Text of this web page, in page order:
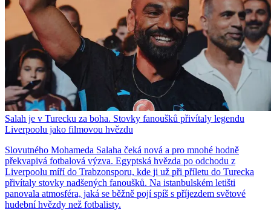
Salah je v Turecku za boha. Stovky fanoušků přivítaly legendu
Liverpoolu jako filmovou hvězdu
Slovutného Mohameda Salaha čeká nová a pro mnohé hodně
překvapivá fotbalová výzva. Egyptská hvězda po odchodu z
Liverpoolu míří do Trabzonsporu, kde ji už při příletu do Turecka
přivítaly stovky nadšených fanoušků. Na istanbulském letišti
panovala atmosféra, jaká se běžně pojí spíš s příjezdem světové
hudební hvězdy než fotbalisty.